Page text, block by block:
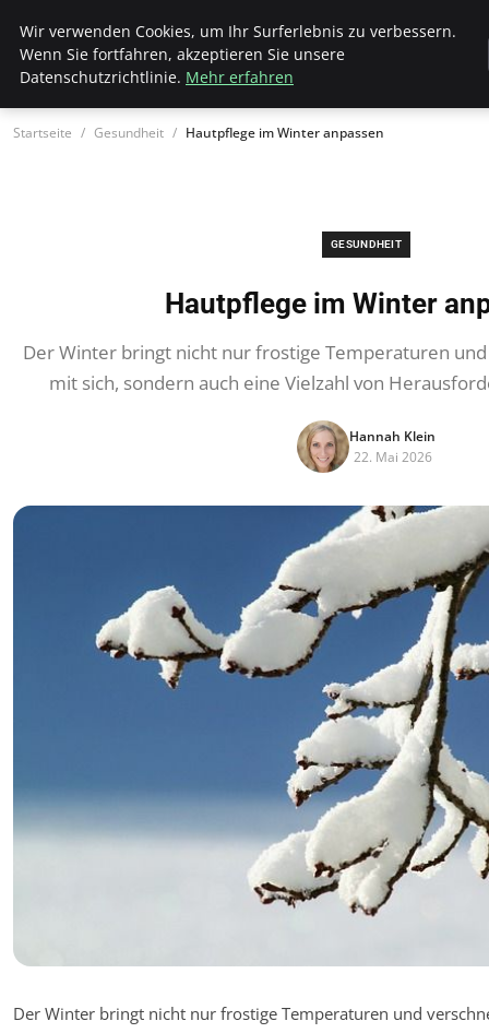
Wk Institut
Startseite Gesundheit Hautpflege im Winter anpassen
GESUNDHEIT
Hautpflege im Winter
Der Winter bringt nicht nur frostige Temperaturen
mit sich, sondern auch eine Vielzahl von
Hannah Klein
22. Mai 2026
Der Winter bringt nicht nur frostige Temperaturen und
Wir verwenden Cookies, um Ihr Surferlebnis zu verbessern.
Wenn Sie fortfahren, akzeptieren Sie unsere
Datenschutzrichtlinie. Mehr erfahren